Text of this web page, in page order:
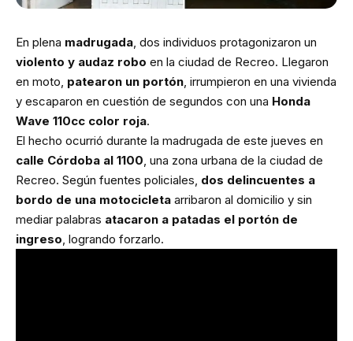
En plena madrugada , dos individuos protagonizaron un
violento y audaz robo en la ciudad de Recreo. Llegaron
en moto, patearon un portón , irrumpieron en una vivienda
y escaparon en cuestión de segundos con una Honda
Wave 110cc color roja.
El hecho ocurrió durante la madrugada de este jueves en
calle Córdoba al 1100 , una zona urbana de la ciudad de
Recreo. Según fuentes policiales, dos delincuentes a
bordo de una motocicleta arribaron al domicilio y sin
mediar palabras atacaron a patadas el portón de
ingreso , logrando forzarlo.